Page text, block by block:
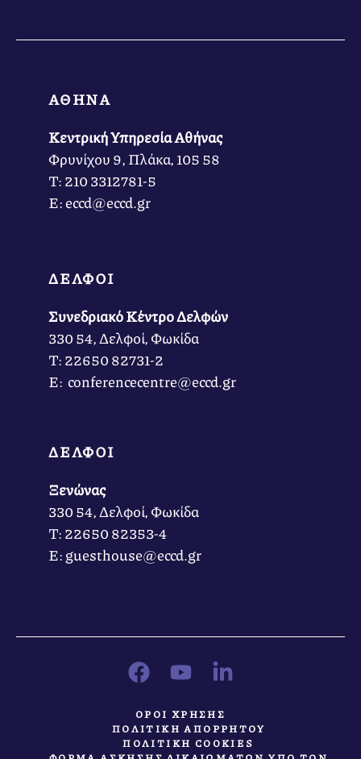
ΑΘΗΝΑ
Κεντρική Υπηρεσία Αθήνας
Φρυνίχου 9, Πλάκα, 105 58
Τ: 210 3312781-5
Ε: eccd@eccd.gr
ΔΕΛΦΟΙ
Συνεδριακό Κέντρο Δελφών
330 54, Δελφοί, Φωκίδα
Τ: 22650 82731-2
Ε: conferencecentre@eccd.gr
ΔΕΛΦΟΙ
Ξενώνας
330 54, Δελφοί, Φωκίδα
Τ: 22650 82353-4
Ε: guesthouse@eccd.gr
ΟΡΟΙ ΧΡΗΣΗΣ
ΠΟΛΙΤΙΚΗ ΑΠΟΡΡΗΤΟΥ
ΠΟΛΙΤΙΚΗ COOKIES